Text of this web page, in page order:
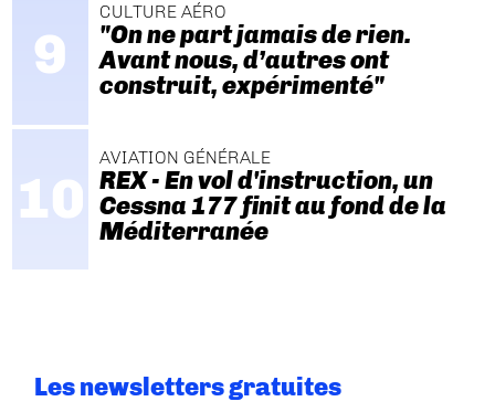
CULTURE AÉRO
"On ne part jamais de rien.
Avant nous, d’autres ont
construit, expérimenté"
AVIATION GÉNÉRALE
REX - En vol d'instruction, un
Cessna 177 finit au fond de la
Méditerranée
Les newsletters gratuites